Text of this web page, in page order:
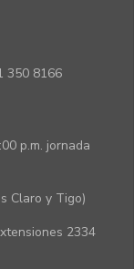
350 8166
p.m. jornada
Claro y Tigo)
2334